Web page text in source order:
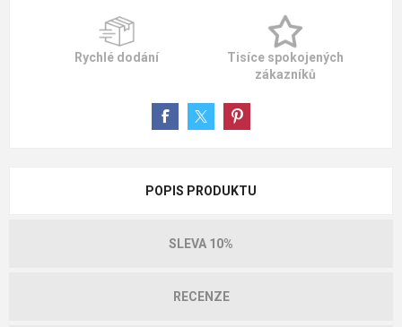
Rychlé dodání
Tisíce spokojených
zákazníků
POPIS PRODUKTU
SLEVA 10%
RECENZE